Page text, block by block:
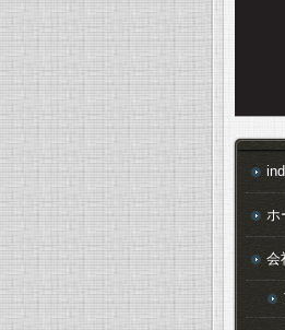
ホ
会